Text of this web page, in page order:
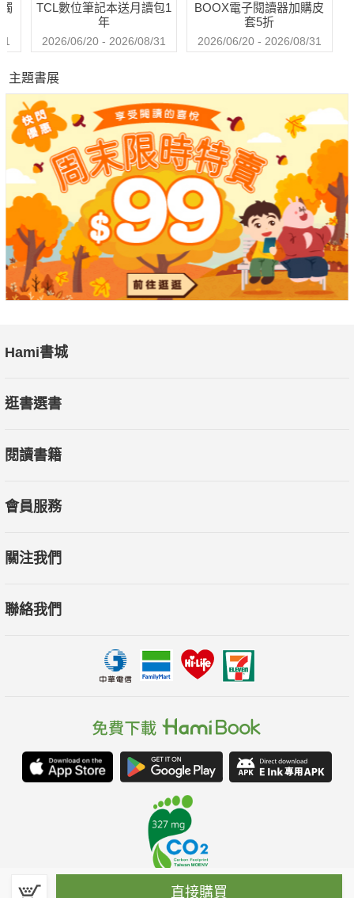
TCL數位筆記本送月讀包1
年
2026/06/20 - 2026/08/31
BOOX電子閱讀器加購皮
套5折
2026/06/20 - 2026/08/31
直接購買
主題書展
Hami書城
逛書選書
閱讀書籍
會員服務
關注我們
聯絡我們